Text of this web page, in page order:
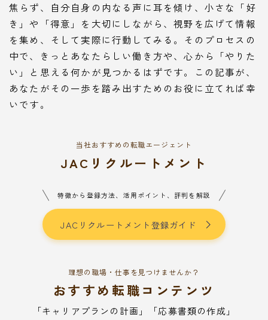
焦らず、自分自身の内なる声に耳を傾け、小さな「好
き」や「得意」を大切にしながら、視野を広げて情報
を集め、そして実際に行動してみる。そのプロセスの
中で、きっとあなたらしい働き方や、心から「やりた
い」と思える何かが見つかるはずです。この記事が、
あなたがその一歩を踏み出すためのお役に立てれば幸
いです。
当社おすすめの転職エージェント
JACリクルートメント
特徴から登録方法、活用ポイント、評判を解説
JACリクルートメント登録ガイド
理想の職場・仕事を見つけませんか？
おすすめ転職コンテンツ
「キャリアプランの計画」「応募書類の作成」